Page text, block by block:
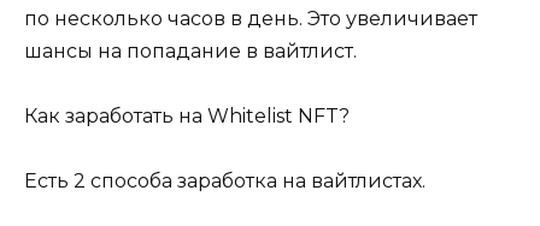
по несколько часов в день. Это увеличивает
шансы на попадание в вайтлист.
Как заработать на Whitelist NFT?
Есть 2 способа заработка на вайтлистах.